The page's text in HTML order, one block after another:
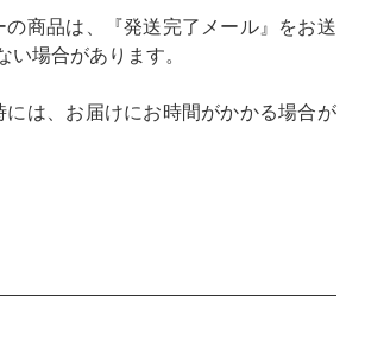
の商品は、『発送完了メール』をお送
い場合があります。
には、お届けにお時間がかかる場合が